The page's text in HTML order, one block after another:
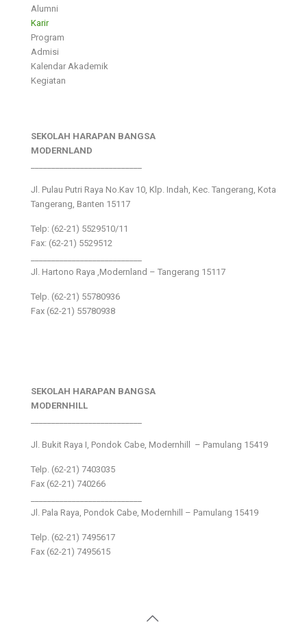
Alumni
Karir
Program
Admisi
Kalendar Akademik
Kegiatan
SEKOLAH HARAPAN BANGSA
MODERNLAND
Jl. Pulau Putri Raya No.Kav 10, Klp. Indah, Kec. Tangerang, Kota
Tangerang, Banten 15117
Telp: (62-21) 5529510/11
Fax: (62-21) 5529512
Jl. Hartono Raya ,Modernland – Tangerang 15117
Telp. (62-21) 55780936
Fax (62-21) 55780938
SEKOLAH HARAPAN BANGSA
MODERNHILL
Jl. Bukit Raya I, Pondok Cabe, Modernhill – Pamulang 15419
Telp. (62-21) 7403035
Fax (62-21) 740266
Jl. Pala Raya, Pondok Cabe, Modernhill – Pamulang 15419
Telp. (62-21) 7495617
Fax (62-21) 7495615